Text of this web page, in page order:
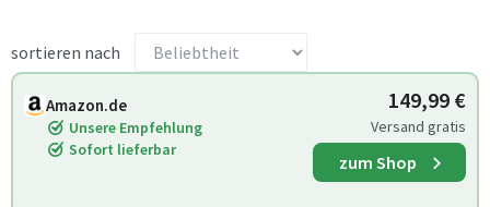
sortieren nach
Amazon.de
Unsere Empfehlung
Sofort lieferbar
149,99 €
Versand gratis
zum Shop